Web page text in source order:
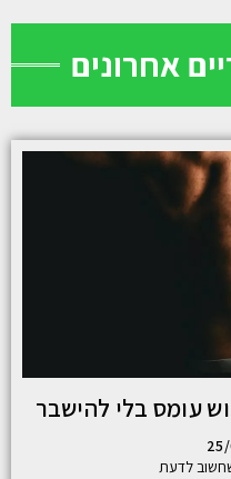
אחרונים
עומס בלי להישבר
לדעת